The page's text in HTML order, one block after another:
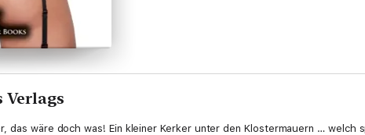
Verlags
das wäre doch was! Ein kleiner Kerker unter den Klostermauern … welch